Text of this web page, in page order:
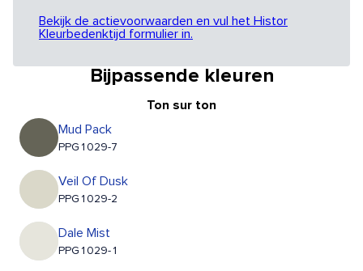
Bekijk de actievoorwaarden en vul het Histor
Kleurbedenktijd formulier in.
Bijpassende kleuren
Ton sur ton
Mud Pack
PPG1029-7
Veil Of Dusk
PPG1029-2
Dale Mist
PPG1029-1